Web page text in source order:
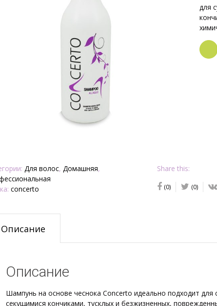
для
Для волос, Домашняя,
concerto
Share this:
(0) (0)
Описание
Описание
Шампунь на основе чеснока Concerto идеально подходит
секущимися кончиками, тусклых и безжизненных,